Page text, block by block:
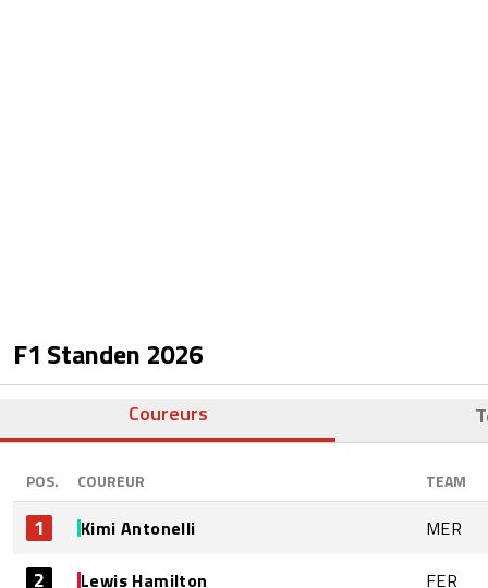
F1 Standen 2026
Coureurs
POS. COUREUR TEAM
1 Kimi Antonelli MER
2 Lewis Hamilton FER